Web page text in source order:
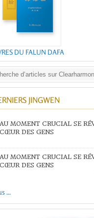
DU FALUN DAFA
JINGWEN
AU MOMENT CRUCIAL SE
CŒUR DES GENS
AU MOMENT CRUCIAL SE
CŒUR DES GENS
...